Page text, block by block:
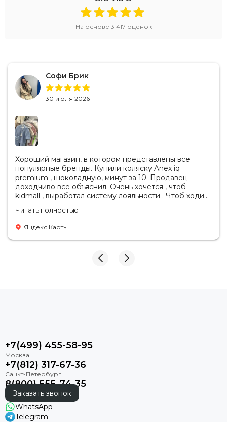
На основе 3 417 оценок
Софи Брик
30 июля 2026
Хороший магазин, в котором представлены все
популярные бренды. Купили коляску Anex iq
premium , шоколадную, минут за 10. Продавец
доходчиво все объяснил. Очень хочется , чтоб
kidmall , выработал систему лояльности . Чтоб ходить
Читать полностью
Яндекс Карты
+7(499) 455-58-95
+7(812) 317-67-36
8(800) 555-74-35
Заказать звонок
WhatsApp
Telegram